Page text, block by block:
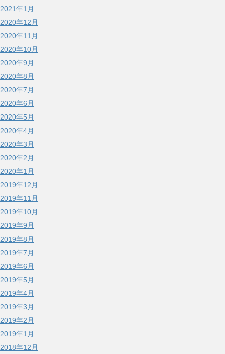
2021年1月
2020年12月
2020年11月
2020年10月
2020年9月
2020年8月
2020年7月
2020年6月
2020年5月
2020年4月
2020年3月
2020年2月
2020年1月
2019年12月
2019年11月
2019年10月
2019年9月
2019年8月
2019年7月
2019年6月
2019年5月
2019年4月
2019年3月
2019年2月
2019年1月
2018年12月